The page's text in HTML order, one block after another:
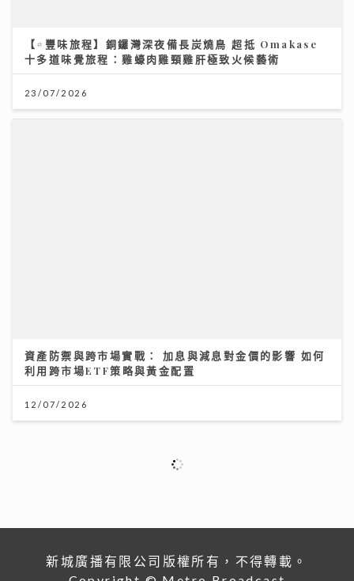
【#豐味旅程】銅鑼灣深夜備長炭燒鳥 超抵 Omakase
十多道味覺旅程：雞蠔肉雞頸雞肝極致火候藝術
23/07/2026
資產防禦與跨市場實戰： 加息與減息對金價的影響 如何
利用跨市場ETF策略與黃金配置
12/07/2026
新城廣播有限公司版權所有，不得轉載。